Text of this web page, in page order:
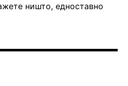
ништо, едноставно